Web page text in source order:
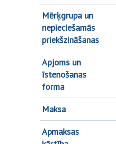
Mērķgrupa un
nepieciešamās
priekšzināšanas
Apjoms un
īstenošanas
forma
Maksa
Apmaksas